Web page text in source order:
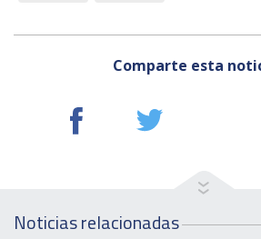
Comparte esta
Noticias relacionadas